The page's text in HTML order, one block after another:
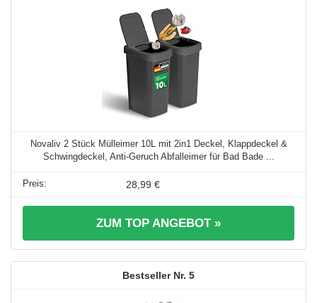
Novaliv 2 Stück Mülleimer 10L mit 2in1 Deckel, Klappdeckel &
Schwingdeckel, Anti-Geruch Abfalleimer für Bad Bade ...
28,99 €
ZUM TOP ANGEBOT »
5